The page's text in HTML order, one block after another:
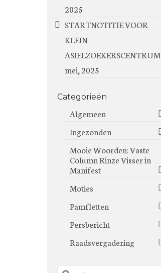
2025
STARTNOTITIE VOOR
KLEIN
ASIELZOEKERSCENTRUM
mei, 2025
Categorieën
Algemeen
Ingezonden
Mooie Woorden: Vaste
Column Rinze Visser in
Manifest
Moties
Pamfletten
Persbericht
Raadsvergadering